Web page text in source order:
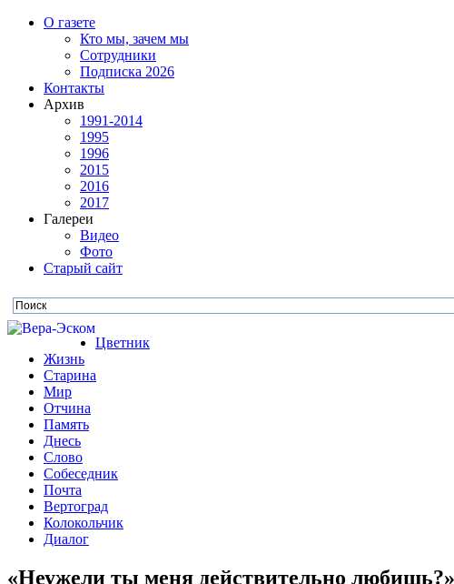
О газете
Кто мы, зачем мы
Сотрудники
Подписка 2026
Контакты
Архив
1991-2014
1995
1996
2015
2016
2017
Галереи
Видео
Фото
Старый сайт
Цветник
Жизнь
Старина
Мир
Отчина
Память
Днесь
Слово
Собеседник
Почта
Вертоград
Колокольчик
Диалог
«Неужели ты меня действительно любишь?»